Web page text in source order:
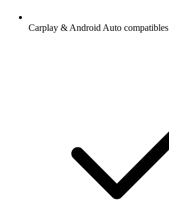
Carplay & Android Auto compatibles